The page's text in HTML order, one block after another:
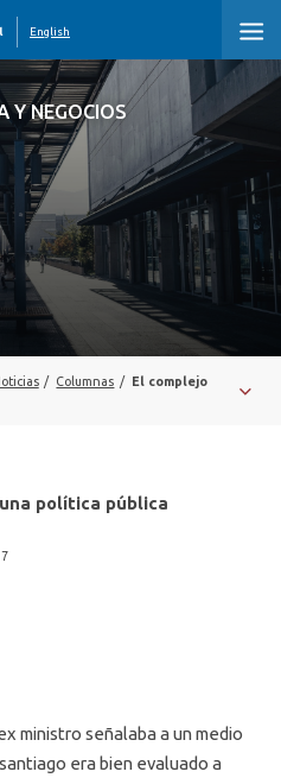
Y NEGOCIOS
English
Y NEGOCIOS
/ Columnas /
El complejo
política pública
ministro señalaba a un medio
era bien evaluado a